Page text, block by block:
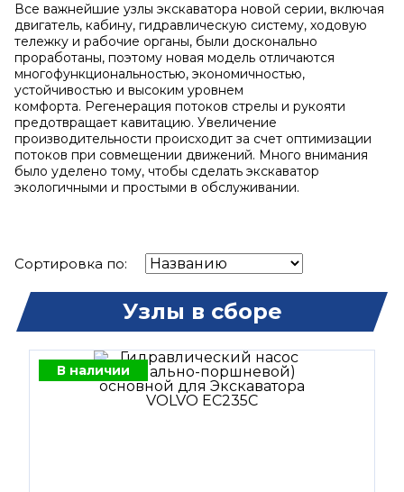
Вcе важнейшие узлы экскаватора новой серии, включая
двигатель, кабину, гидравлическую систему, ходовую
тележку и рабочие органы, были досконально
проработаны, поэтому новая модель отличаются
многофункциональностью, экономичностью,
устойчивостью и высоким уровнем
комфорта. Регенерация потоков стрелы и рукояти
предотвращает кавитацию. Увеличение
производительности происходит за счет оптимизации
потоков при совмещении движений. Много внимания
было уделено тому, чтобы сделать экскаватор
экологичными и простыми в обслуживании.
Сортировка по:
Узлы в сборе
В наличии